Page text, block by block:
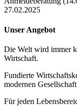
27.02.2025
Unser Angebot
Die Welt wird immer
Wirtschaft.
Fundierte
modernen
Für jeden